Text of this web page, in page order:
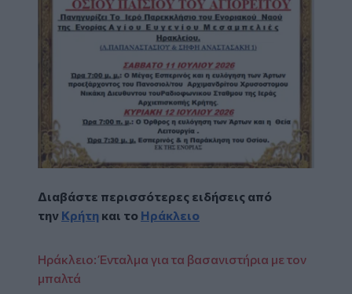
Διαβάστε περισσότερες ειδήσεις από
την Κρήτη και το Ηράκλειο
Ηράκλειο: Ένταλμα για τα βασανιστήρια με τον
μπαλτά